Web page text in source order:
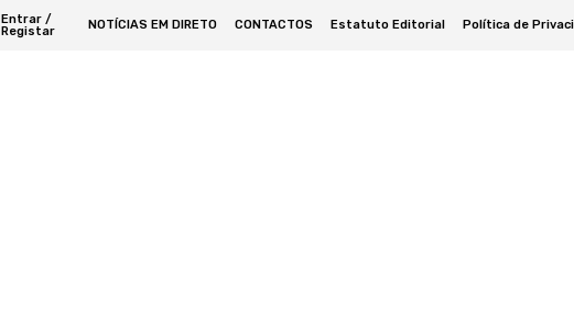
Entrar /
Registar
NOTÍCIAS EM DIRETO CONTACTOS Estatuto Editorial Política de